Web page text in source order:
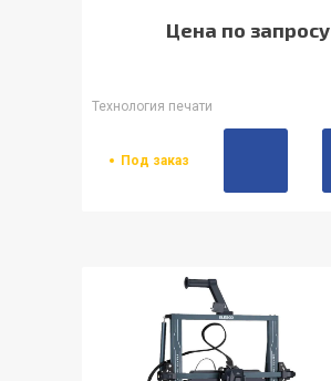
Цена по запросу
Технология печати
Под заказ